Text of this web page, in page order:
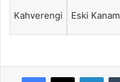
Kahverengi Eski
Facebook
X